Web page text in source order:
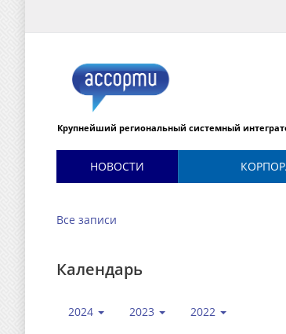
Крупнейший региональный системный
НОВОСТИ
Все записи
Календарь
2024 2023 2022